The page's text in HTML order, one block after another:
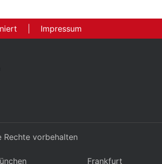
Impressum
Rechte vorbehalten
Frankfurt